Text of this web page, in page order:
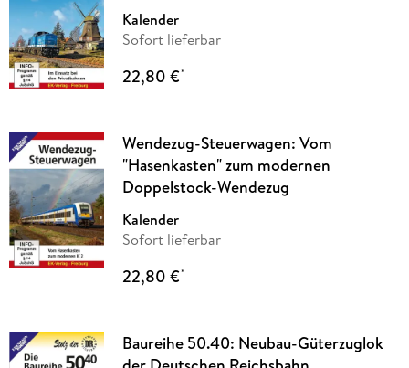
Kalender
Sofort lieferbar
22,80 €*
Wendezug-Steuerwagen: Vom
"Hasenkasten" zum modernen
Doppelstock-Wendezug
Kalender
Sofort lieferbar
22,80 €*
Baureihe 50.40: Neubau-Güterzuglok